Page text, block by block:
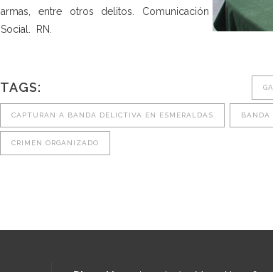
armas, entre otros delitos. Comunicación
Social. RN.
TAGS:
CAPTURAN A BANDA DELICTIVA EN ESMERALDAS BANDA
CRIMEN ORGANIZADO